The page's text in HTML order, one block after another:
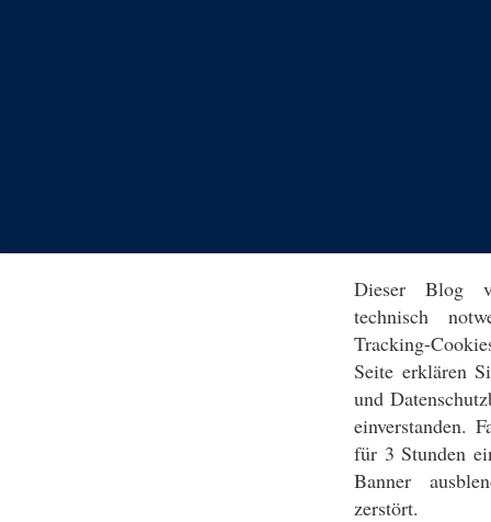
Dieser Blog
technisch
Tracking-
Seite erklären
und
einverstanden.
für 3 Stunden
Banner
zerstört.